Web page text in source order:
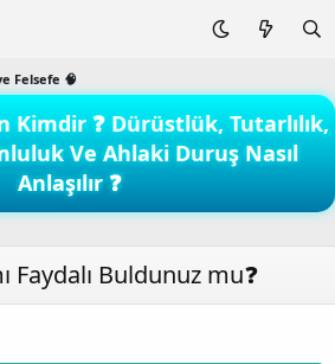
Felsefe 🧠
❓ Dürüstlük, Tutarlılık,
Ve Ahlaki Duruş Nasıl
Anlaşılır ❓
Faydalı Buldunuz mu❓